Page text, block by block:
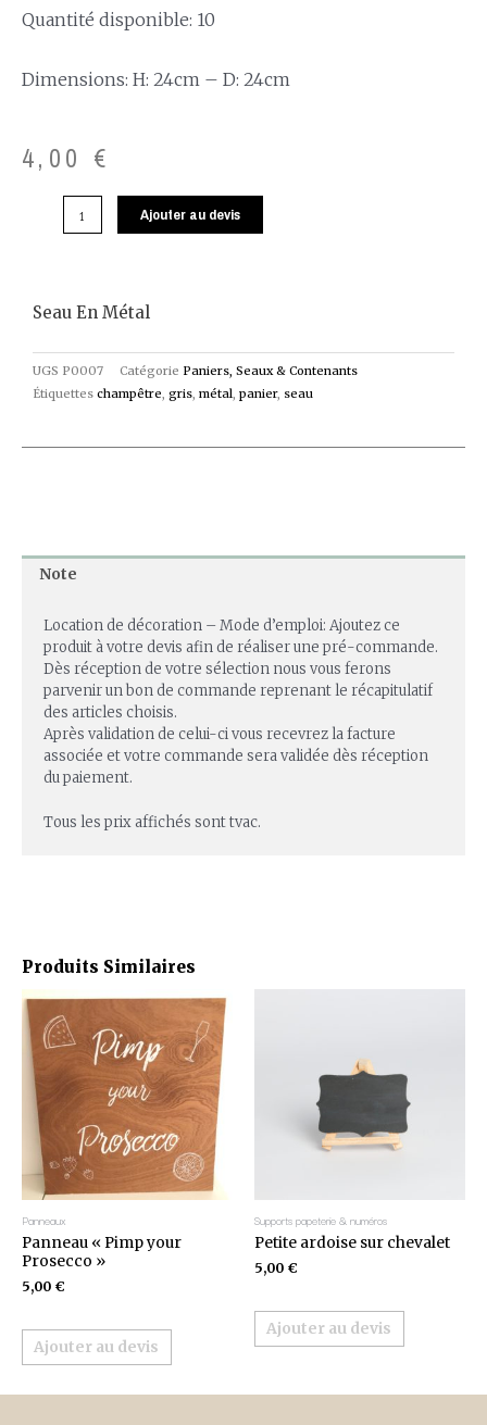
Quantité disponible: 10
Dimensions: H: 24cm – D: 24cm
4,00 €
Ajouter au devis
Produits Similaires
Panneaux
Panneau « Pimp your
Prosecco »
5,00 €
Ajouter au devis
Supports papeterie & numéros
Petite ardoise sur chevalet
5,00 €
Ajouter au devis
Seau En Métal
UGS P0007 Catégorie Paniers, Seaux & Contenants
Étiquettes champêtre, gris, métal, panier, seau
Note
Location de décoration – Mode d’emploi: Ajoutez ce
produit à votre devis afin de réaliser une pré-commande.
Dès réception de votre sélection nous vous ferons
parvenir un bon de commande reprenant le récapitulatif
des articles choisis.
Après validation de celui-ci vous recevrez la facture
associée et votre commande sera validée dès réception
du paiement.
Tous les prix affichés sont tvac.